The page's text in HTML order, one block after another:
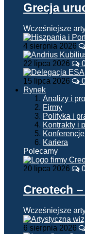
Grecja
Wcześniejsze
4 sierpnia 2026
22 lipca 2026
15 lipca 2026
Rynek
Analizy i
Firmy
Polityka i
Kontrakty i
Kariera
Polecamy
20 lipca 2026
Creotech
Wcześniejsze
6 sierpnia 2026